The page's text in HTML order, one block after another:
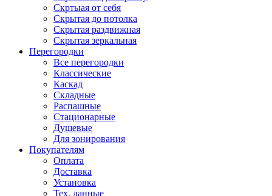
Скртыая от себя
Скрытая до потолка
Скрытая раздвижная
Скрытая зеркальная
Перегородки
Все перегородки
Классические
Каскад
Складные
Распашные
Стационарные
Душевые
Для зонирования
Покупателям
Оплата
Доставка
Установка
Тех. данные